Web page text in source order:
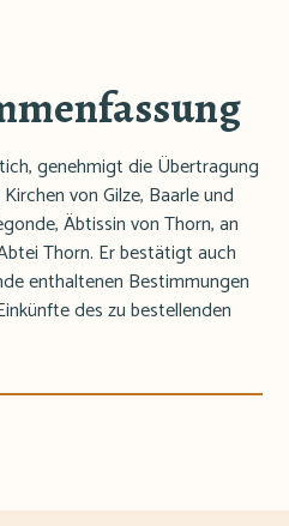
genehmigt die Übertragung
von Gilze, Baarle und
Äbtissin von Thorn, an
Thorn. Er bestätigt auch
enthaltenen Bestimmungen
des zu bestellenden